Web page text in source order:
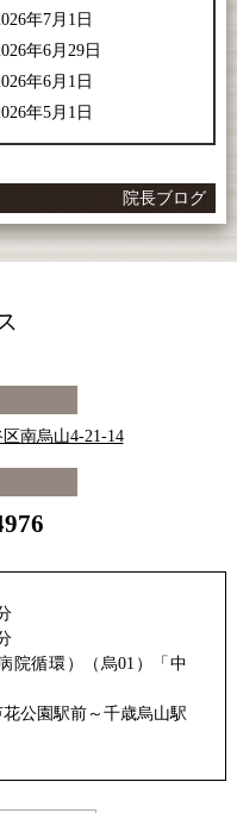
年7月1日
年6月29日
年6月1日
年5月1日
院長ブログ
南烏山4-21-14
院循環）（烏01）「中
公園駅前～千歳烏山駅